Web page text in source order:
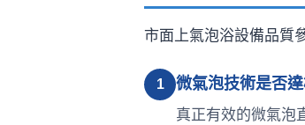
市面上氣泡浴設備品質
1 微氣泡技術是否
真正有效的微氣泡